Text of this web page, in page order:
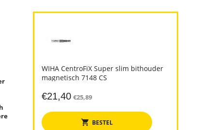
WIHA CentroFiX Super slim bithouder
magnetisch 7148 CS
€21,40 €25,89
BESTEL